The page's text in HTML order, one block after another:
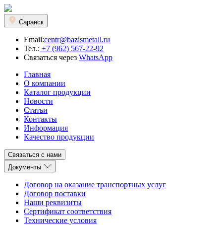
Саранск
Email:centr@bazismetall.ru
Тел.: +7 (962) 567-22-92
Связаться через WhatsApp
Главная
О компании
Каталог продукции
Новости
Статьи
Контакты
Информация
Качество продукции
Связаться с нами
Документы
Договор на оказание транспортных услуг
Договор поставки
Наши реквизиты
Сертификат соответствия
Технические условия